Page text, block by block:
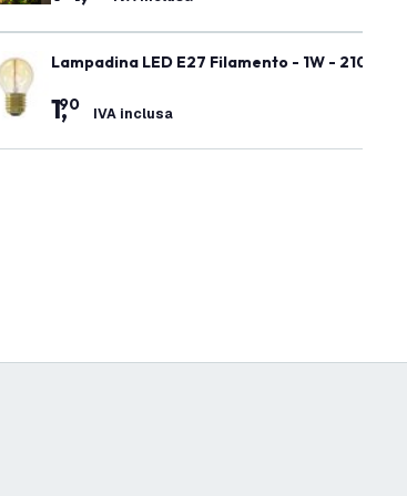
Lampadina LED E27 Filamento - 1W - 2100K
1,
90 IVA inclusa